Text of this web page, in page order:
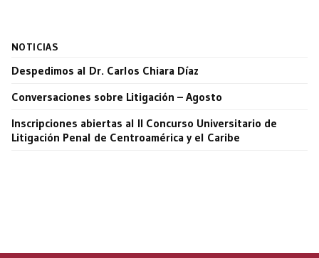
NOTICIAS
Despedimos al Dr. Carlos Chiara Díaz
Conversaciones sobre Litigación – Agosto
Inscripciones abiertas al II Concurso Universitario de
Litigación Penal de Centroamérica y el Caribe